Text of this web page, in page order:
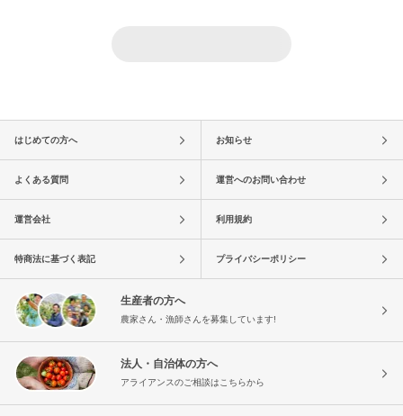
はじめての方へ お知らせ
よくある質問 運営へのお問い合わせ
運営会社 利用規約
特商法に基づく表記 プライバシーポリシー
生産者の方へ
農家さん・漁師さんを募集しています!
法人・自治体の方へ
アライアンスのご相談はこちらから